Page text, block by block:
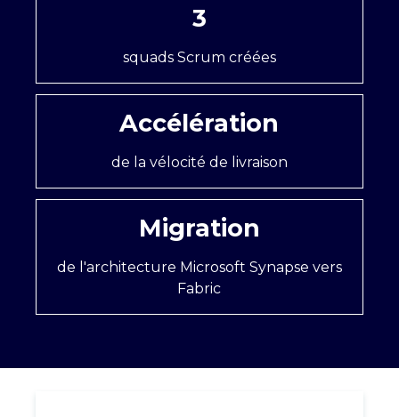
3
squads Scrum créées
Accélération
de la vélocité de livraison
Migration
de l'architecture Microsoft Synapse vers
Fabric